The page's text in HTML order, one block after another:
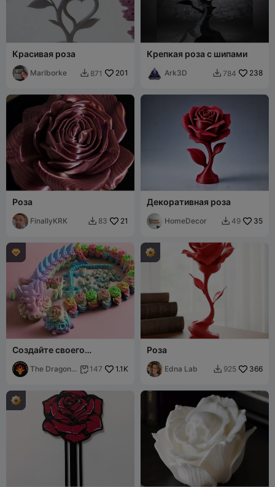
Красивая роза
Marlborke  871 201
Крепкая роза с шипами
Ark3D  784 238
Роза
FinallyKRK  83 21
Декоративная роза
HomeDecor  49 35

Создайте своего
собственного дракона с
букетом роз
The Dragons
 147 1.1K
Роза
Edna Lab  925 366